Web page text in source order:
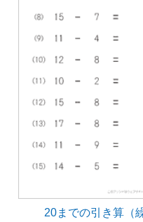
20までの引き算（